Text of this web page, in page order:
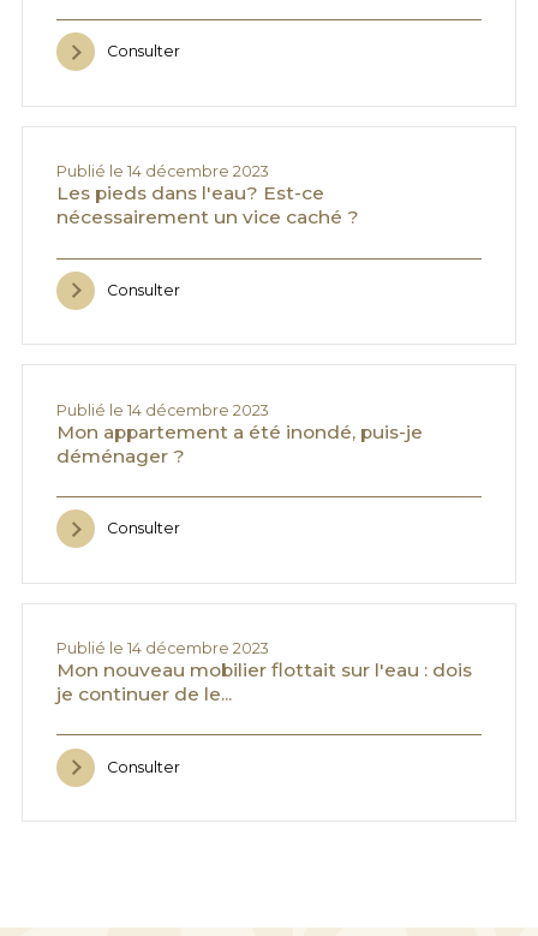
Consulter
Publié le 14 décembre 2023
Les pieds dans l'eau? Est-ce
nécessairement un vice caché ?
Consulter
Publié le 14 décembre 2023
Mon appartement a été inondé, puis-je
déménager ?
Consulter
Publié le 14 décembre 2023
Mon nouveau mobilier flottait sur l'eau : dois
je continuer de le...
Consulter